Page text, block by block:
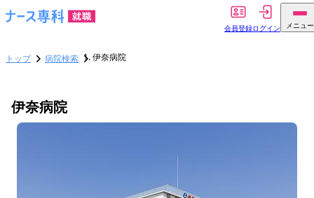
会員登録ログイン メニュー
トップ 病院検索 伊奈病院
伊奈病院